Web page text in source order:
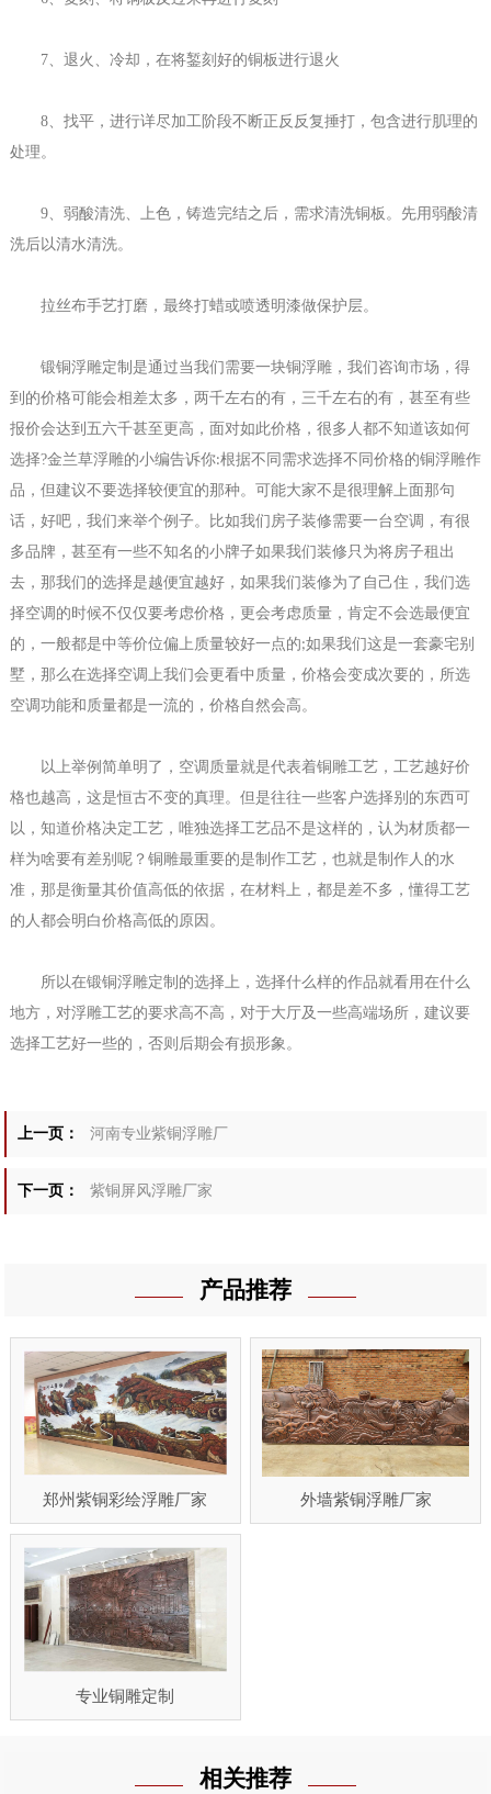
7、退火、冷却，在将錾刻好的铜板进行退火
8、找平，进行详尽加工阶段不断正反反复捶打，包含进行肌理的
处理。
9、弱酸清洗、上色，铸造完结之后，需求清洗铜板。先用弱酸清
洗后以清水清洗。
拉丝布手艺打磨，最终打蜡或喷透明漆做保护层。
锻铜浮雕定制 是通过当我们需要一块铜浮雕，我们咨询市场，得
到的价格可能会相差太多，两千左右的有，三千左右的有，甚至有些
报价会达到五六千甚至更高，面对如此价格，很多人都不知道该如何
选择?金兰草浮雕的小编告诉你:根据不同需求选择不同价格的铜浮雕作
品，但建议不要选择较便宜的那种。可能大家不是很理解上面那句
话，好吧，我们来举个例子。比如我们房子装修需要一台空调，有很
多品牌，甚至有一些不知名的小牌子如果我们装修只为将房子租出
去，那我们的选择是越便宜越好，如果我们装修为了自己住，我们选
择空调的时候不仅仅要考虑价格，更会考虑质量，肯定不会选最便宜
的，一般都是中等价位偏上质量较好一点的;如果我们这是一套豪宅别
墅，那么在选择空调上我们会更看中质量，价格会变成次要的，所选
空调功能和质量都是一流的，价格自然会高。
以上举例简单明了，空调质量就是代表着铜雕工艺，工艺越好价
格也越高，这是恒古不变的真理。但是往往一些客户选择别的东西可
以，知道价格决定工艺，唯独选择工艺品不是这样的，认为材质都一
样为啥要有差别呢？铜雕最重要的是制作工艺，也就是制作人的水
准，那是衡量其价值高低的依据，在材料上，都是差不多，懂得工艺
的人都会明白价格高低的原因。
所以在锻铜浮雕定制 的选择上，选择什么样的作品就看用在什么
地方，对浮雕工艺的要求高不高，对于大厅及一些高端场所，建议要
选择工艺好一些的，否则后期会有损形象。
上一页： 河南专业紫铜浮雕厂
下一页： 紫铜屏风浮雕厂家
产品推荐
郑州紫铜彩绘浮雕厂家 外墙紫铜浮雕厂家
专业铜雕定制
相关推荐